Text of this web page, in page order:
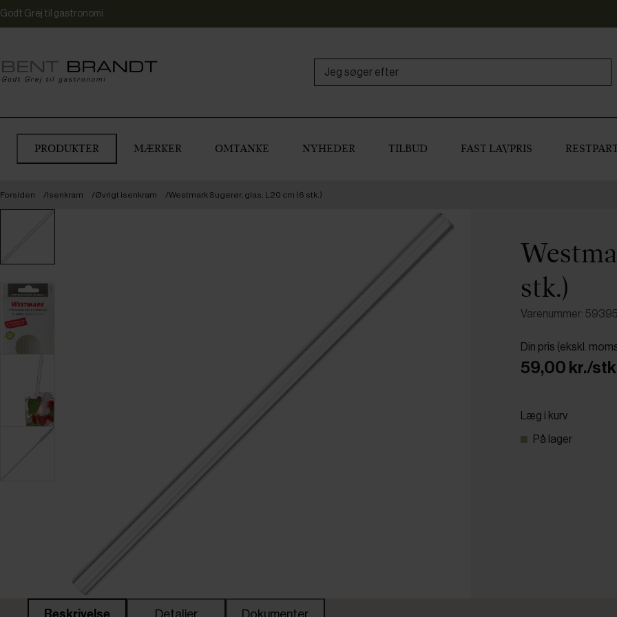
Godt Grej til gastronomi
PRODUKTER MÆRKER OMTANKE NYHEDER TILBUD FAST LAVPRIS
Forsiden Isenkram Øvrigt isenkram Westmark Sugerør, glas, L20 cm (6 stk.)
stk.)
Varenummer:
Din pris (ekskl.
59,00 kr./
Læg i kurv
På lager
Beskrivelse Detaljer Dokumenter